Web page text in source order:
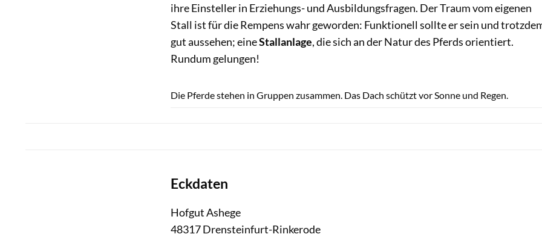
ihre Einsteller in Erziehungs- und Ausbildungsfragen. Der Traum vom eigenen
Stall ist für die Rempens wahr geworden: Funktionell sollte er sein und
gut aussehen; eineStallanlage, die sich an der Natur des Pferds orientiert.
Rundum gelungen!
Die Pferde stehen in Gruppen zusammen. Das Dach schützt vor Sonne und Regen.
Eckdaten
Hofgut Ashege
48317 Drensteinfurt-Rinkerode